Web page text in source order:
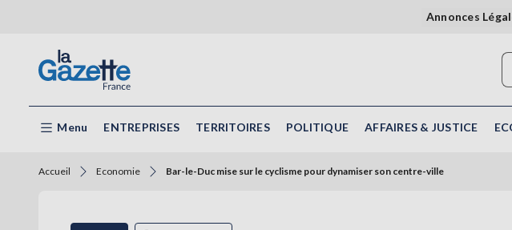
Annonces
Menu ENTREPRISES TERRITOIRES POLITIQUE AFFAIRES & JUSTICE
Accueil Economie Bar-le-Duc mise sur le cyclisme pour dynamiser son centre-ville